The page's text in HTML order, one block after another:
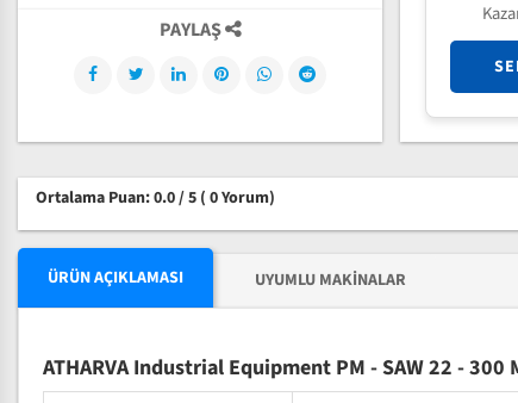
PAYLAŞ
Ortalama Puan: 0.0 / 5 ( 0 Yorum)
ÜRÜN AÇIKLAMASI UYUMLU MAKINALAR
ATHARVA Industrial Equipment PM - SAW 22 -